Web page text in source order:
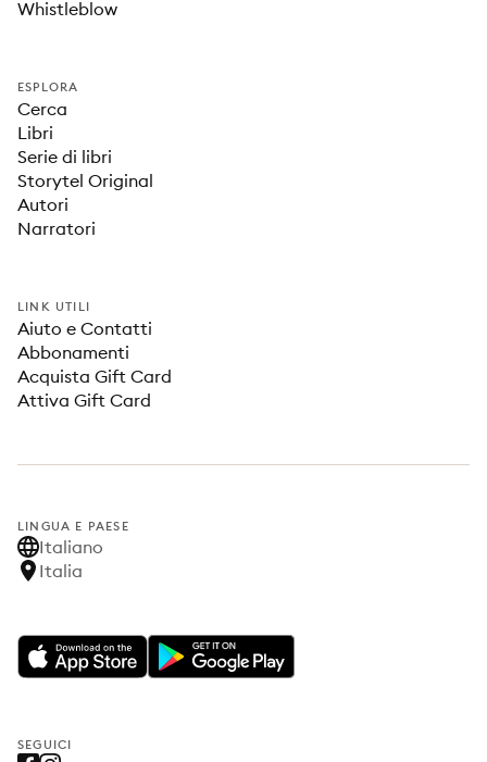
Whistleblow
ESPLORA
Cerca
Libri
Serie di libri
Storytel Original
Autori
Narratori
LINK UTILI
Aiuto e Contatti
Abbonamenti
Acquista Gift Card
Attiva Gift Card
LINGUA E PAESE
Italiano
Italia
SEGUICI